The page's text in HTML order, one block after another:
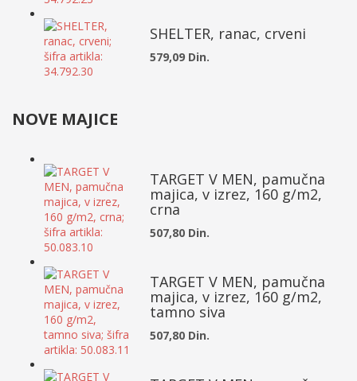
SHELTER, ranac, crveni
579,09 Din.
NOVE MAJICE
TARGET V MEN, pamučna
majica, v izrez, 160 g/m2,
crna
507,80 Din.
TARGET V MEN, pamučna
majica, v izrez, 160 g/m2,
tamno siva
507,80 Din.